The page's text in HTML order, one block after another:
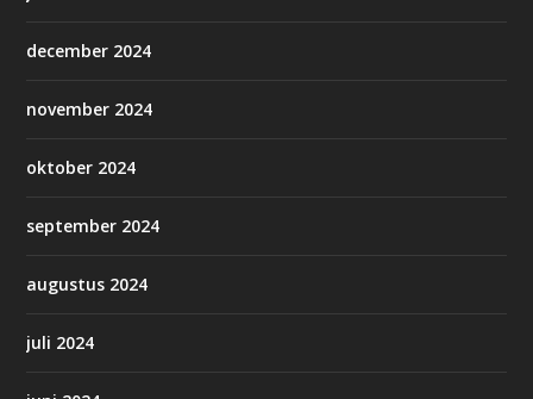
december 2024
november 2024
oktober 2024
september 2024
augustus 2024
juli 2024